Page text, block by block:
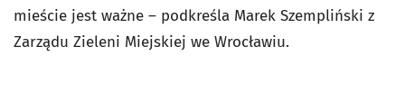
mieście jest ważne – podkreśla Marek Szempliński z
Zarządu Zieleni Miejskiej we Wrocławiu.